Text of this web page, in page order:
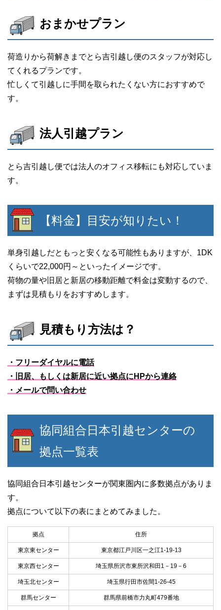
おまかせプラン
荷造りから荷解きまでとら吉引越し便のスタッフが対応し
てくれるプランです。
忙しくて引越しに手間を取られたくない方におすすめで
す。
法人引越プラン
とら吉引越し便では法人のオフィス移転にも対応していま
す。
【料金】目安が知りたい！
単身引越しだともっと安くなる可能性もありますが、1DK
くらいで22,000円～といったイメージです。
荷物の量や旧居と新居の移動距離で料金は変動するので、
まずは見積もりをおすすめします。
見積もり方法は？
・フリーダイヤルに電話
・旧居、もしくは新居に近い拠点にHPから連絡
・メールで問い合わせ
協同組合日本引越センターの
拠点一覧表
協同組合日本引越センターが関東圏内に多数拠点がありま
す。
拠点について以下の表にまとめてみました。
拠点 住所
東京東センター 東京都江戸川区一之江1-19-13
東京西センター 埼玉県所沢市東所沢和田1－19－6
埼玉北センター 埼玉県行田市佐間1-26-45
群馬センター 群馬県前橋市力丸町479番地